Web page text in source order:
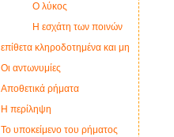
Ο λύκος
Η εσχάτη των ποινών
επίθετα κληροδοτημένα και μη
Οι αντωνυμίες
Αποθετικά ρήματα
Η περίληψη
Το υποκείμενο του ρήματος